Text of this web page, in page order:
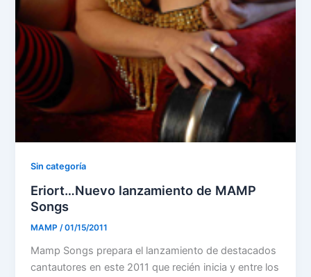
Sin categoría
Eriort…Nuevo lanzamiento de MAMP
Songs
MAMP/01/15/2011
Mamp Songs prepara el lanzamiento de destacados
cantautores en este 2011 que recién inicia y entre los